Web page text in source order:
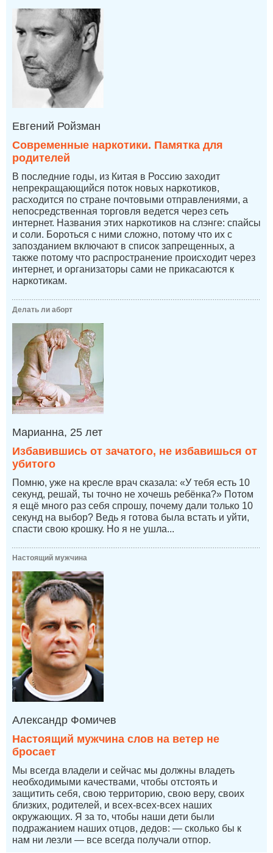
Евгений Ройзман
Современные наркотики. Памятка для
родителей
В последние годы, из Китая в Россию заходит
непрекращающийся поток новых наркотиков,
расходится по стране почтовыми отправлениями, а
непосредственная торговля ведется через сеть
интернет. Названия этих наркотиков на слэнге: спайсы
и соли. Бороться с ними сложно, потому что их с
запозданием включают в список запрещенных, а
также потому что распространение происходит через
интернет, и организаторы сами не прикасаются к
наркотикам.
Делать ли аборт
Марианна, 25 лет
Избавившись от зачатого, не избавишься от
убитого
Помню, уже на кресле врач сказала: «У тебя есть 10
секунд, решай, ты точно не хочешь ребёнка?» Потом
я ещё много раз себя спрошу, почему дали только 10
секунд на выбор? Ведь я готова была встать и уйти,
спасти свою крошку. Но я не ушла...
Настоящий мужчина
Александр Фомичев
Настоящий мужчина слов на ветер не
бросает
Мы всегда владели и сейчас мы должны владеть
необходимыми качествами, чтобы отстоять и
защитить себя, свою территорию, свою веру, своих
близких, родителей, и всех-всех-всех наших
окружающих. Я за то, чтобы наши дети были
подражанием наших отцов, дедов: — сколько бы к
нам ни лезли — все всегда получали отпор.